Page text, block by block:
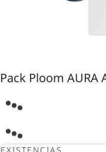
Pack Ploom AURA